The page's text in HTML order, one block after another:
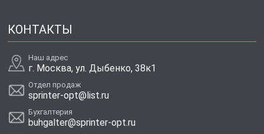
КОНТАКТЫ
Наш адрес
г. Москва, ул. Дыбенко, 38к1
Отдел продаж
sprinter-opt@list.ru
Бухгалтерия
buhgalter@sprinter-opt.ru